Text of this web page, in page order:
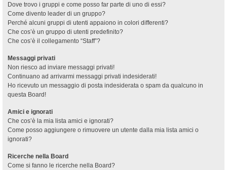
Dove trovo i gruppi e come posso far parte di uno di essi?
Come divento leader di un gruppo?
Perché alcuni gruppi di utenti appaiono in colori differenti?
Che cos’è un gruppo di utenti predefinito?
Che cos’è il collegamento “Staff”?
Messaggi privati
Non riesco ad inviare messaggi privati!
Continuano ad arrivarmi messaggi privati indesiderati!
Ho ricevuto un messaggio di posta indesiderata o spam da qualcuno in
questa Board!
Amici e ignorati
Che cos’è la mia lista amici e ignorati?
Come posso aggiungere o rimuovere un utente dalla mia lista amici o
ignorati?
Ricerche nella Board
Come si fanno le ricerche nella Board?